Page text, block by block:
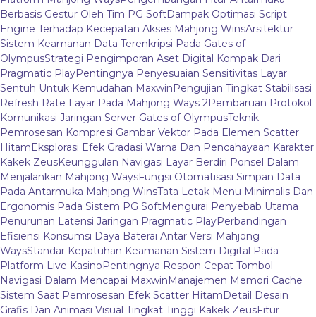
Berbasis Gestur Oleh Tim PG SoftDampak Optimasi Script
Engine Terhadap Kecepatan Akses Mahjong WinsArsitektur
Sistem Keamanan Data Terenkripsi Pada Gates of
OlympusStrategi Pengimporan Aset Digital Kompak Dari
Pragmatic PlayPentingnya Penyesuaian Sensitivitas Layar
Sentuh Untuk Kemudahan MaxwinPengujian Tingkat Stabilisasi
Refresh Rate Layar Pada Mahjong Ways 2Pembaruan Protokol
Komunikasi Jaringan Server Gates of OlympusTeknik
Pemrosesan Kompresi Gambar Vektor Pada Elemen Scatter
HitamEksplorasi Efek Gradasi Warna Dan Pencahayaan Karakter
Kakek ZeusKeunggulan Navigasi Layar Berdiri Ponsel Dalam
Menjalankan Mahjong WaysFungsi Otomatisasi Simpan Data
Pada Antarmuka Mahjong WinsTata Letak Menu Minimalis Dan
Ergonomis Pada Sistem PG SoftMengurai Penyebab Utama
Penurunan Latensi Jaringan Pragmatic PlayPerbandingan
Efisiensi Konsumsi Daya Baterai Antar Versi Mahjong
WaysStandar Kepatuhan Keamanan Sistem Digital Pada
Platform Live KasinoPentingnya Respon Cepat Tombol
Navigasi Dalam Mencapai MaxwinManajemen Memori Cache
Sistem Saat Pemrosesan Efek Scatter HitamDetail Desain
Grafis Dan Animasi Visual Tingkat Tinggi Kakek ZeusFitur